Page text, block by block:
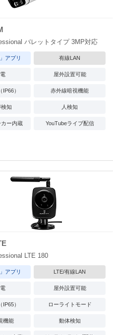
バレットタイプ 3MP対応
アプリ 有線LAN
屋外設置可能
） 赤外線暗視機能
知 人検知
ー内蔵 YouTubeライブ配信
LTE 180
アプリ LTE/有線LAN
屋外設置可能
） ローライトモード
機能 動体検知